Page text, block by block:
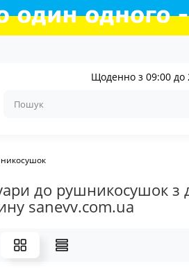
Щоденно з 09:00 до
до рушникосушок з
sanevv.com.ua